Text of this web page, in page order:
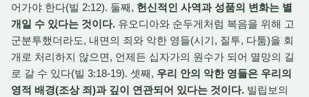
어가야 한다(빌 2:12). 둘째, 헌신적인 사역과 성품의 변화는 별
개일 수 있다는 것이다. 유오디아와 순두게처럼 복음을 위해 고
군분투했더라도, 내면의 죄와 악한 영들(시기, 질투, 다툼)을 회
개로 처리하지 않으면, 언제든 십자가의 원수가 되어 멸망의 길
로 갈 수 있다(빌 3:18-19). 셋째, 우리 안의 악한 영들은 우리의
영적 배경(조상 죄)과 깊이 연관되어 있다는 것이다. 빌립보의